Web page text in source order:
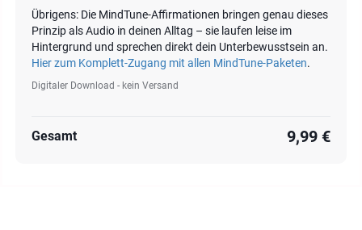
Übrigens: Die MindTune-Affirmationen bringen genau dieses
Prinzip als Audio in deinen Alltag – sie laufen leise im
Hintergrund und sprechen direkt dein Unterbewusstsein an.
Hier zum Komplett-Zugang mit allen MindTune-Paketen.
Digitaler Download - kein Versand
Gesamt 9,99 €